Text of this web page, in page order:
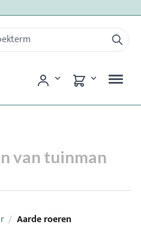
van tuinman
/ Aarde roeren